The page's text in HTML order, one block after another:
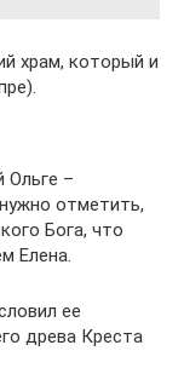
храм, который и
Ольге –
отметить,
Бога, что
Елена.
ее
древа Креста